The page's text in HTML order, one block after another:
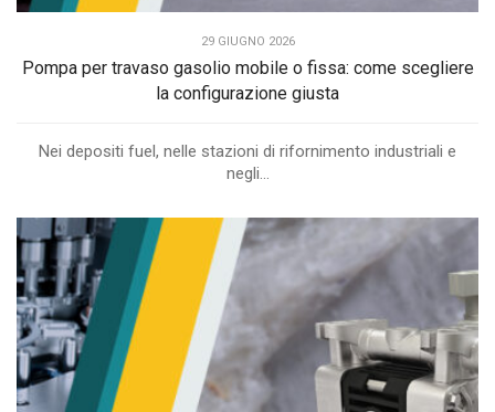
29 GIUGNO 2026
Pompa per travaso gasolio mobile o fissa: come scegliere
la configurazione giusta
Nei depositi fuel, nelle stazioni di rifornimento industriali e
negli...